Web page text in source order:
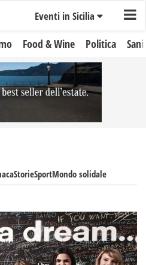
Eventi in Sicilia
Food & Wine Politica
StorieSportMondo solidale